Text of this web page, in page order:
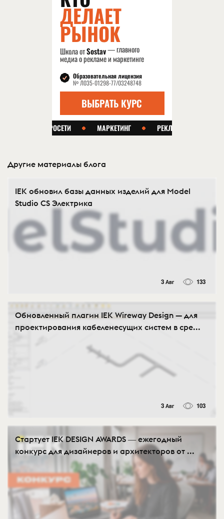
Другие материалы блога
IEK обновил базы данных изделий для Model
Studio CS Электрика
3 Авг 133
Обновленный плагин IEK Wireway Design — для
проектирования кабеленесущих систем в сре...
3 Авг 103
Стартует IEK DESIGN AWARDS ― ежегодный
конкурс для дизайнеров и архитекторов от ...